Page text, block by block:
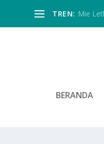
TREN: Mie
BERANDA